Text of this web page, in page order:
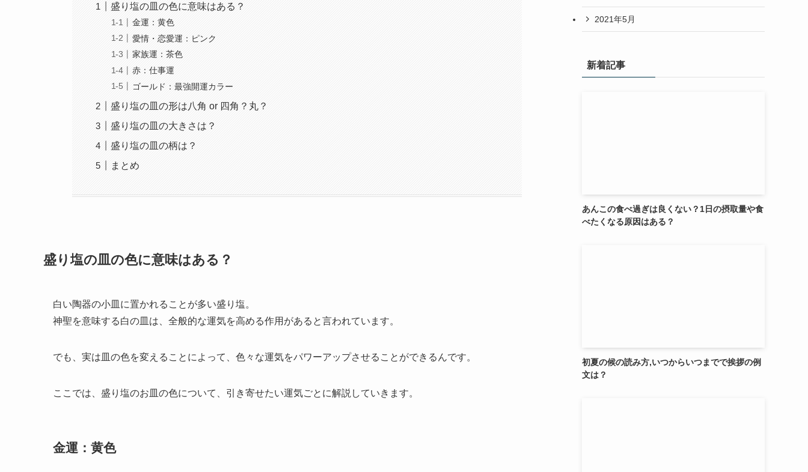
盛り塩の皿の色に意味はある？
金運：黄色
愛情・恋愛運：ピンク
家族運：茶色
赤：仕事運
ゴールド：最強開運カラー
盛り塩の皿の形は八角 or 四角？丸？
盛り塩の皿の大きさは？
盛り塩の皿の柄は？
まとめ
盛り塩の皿の色に意味はある？
白い陶器の小皿に置かれることが多い盛り塩。
神聖を意味する白の皿は、全般的な運気を高める作用があると言われています。
でも、実は皿の色を変えることによって、色々な運気をパワーアップさせることができるんです。
ここでは、盛り塩のお皿の色について、引き寄せたい運気ごとに解説していきます。
金運：黄色
2021年5月
新着記事
あんこの食べ過ぎは良くない？1日の摂取量や食
べたくなる原因はある？
初夏の候の読み方,いつからいつまでで挨拶の例
文は？